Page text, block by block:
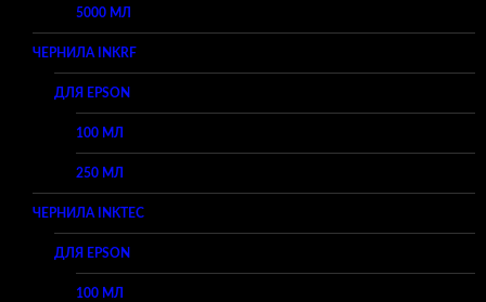
5000 МЛ
ЧЕРНИЛА INKRF
ДЛЯ EPSON
100 МЛ
250 МЛ
ЧЕРНИЛА INKTEC
ДЛЯ EPSON
100 МЛ